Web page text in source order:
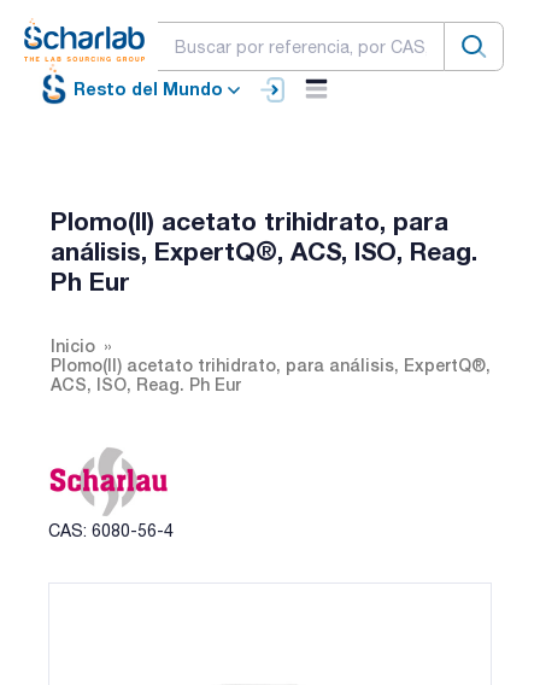
Resto del Mundo
Plomo(II) acetato trihidrato, para
análisis, ExpertQ®, ACS, ISO, Reag.
Ph Eur
Inicio
Plomo(II) acetato trihidrato, para análisis, ExpertQ®,
ACS, ISO, Reag. Ph Eur
CAS: 6080-56-4